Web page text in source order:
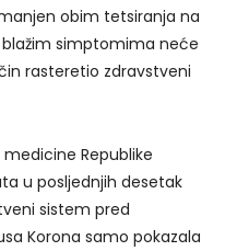
obim tetsiranja na
simptomima neće
rasteretio zdravstveni
Republike
u posljednjih desetak
sistem pred
Korona samo pokazala